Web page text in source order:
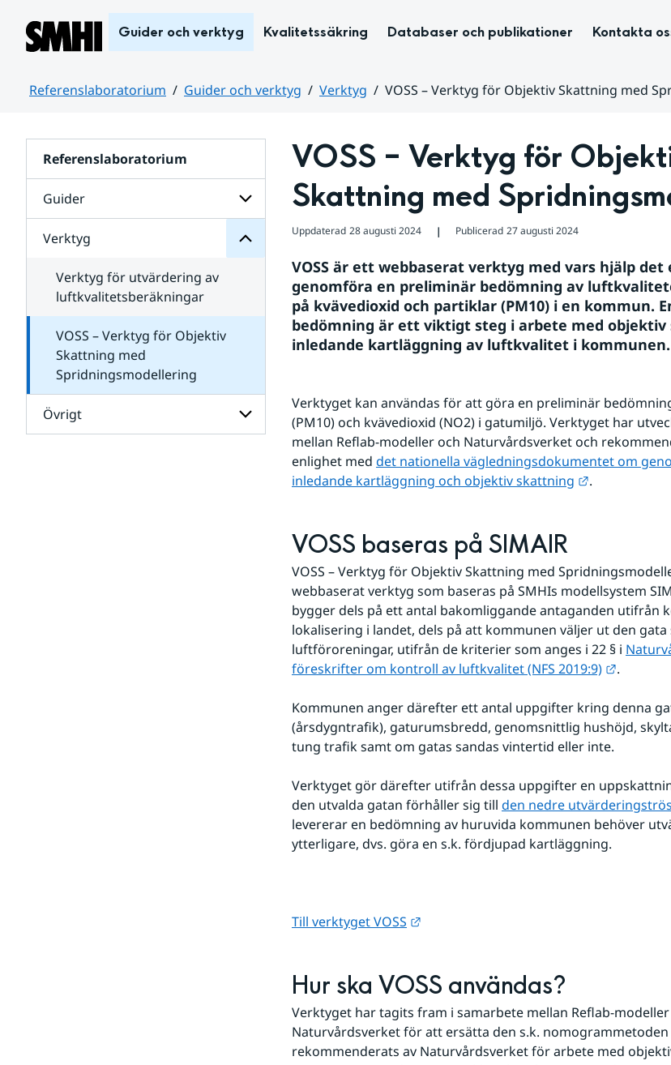
Hoppa till sidans innehåll
Guider och verktyg Kvalitetssäkring Databaser och publikationer Kontakta
Referenslaboratorium Guider och verktyg Verktyg
VOSS – Verktyg för Objektiv Skattning med
Referenslaboratorium
Guider
Undersidor
Verktyg
Undersidor
för
Verktyg för utvärdering av
luftkvalitetsberäkningar
VOSS – Verktyg för Objektiv
Skattning med
Spridningsmodellering
Övrigt
Undersidor
VOSS – Verktyg för
Skattning med
Uppdaterad 28 augusti 2024 ❘ Publicerad 27 augusti 2024
VOSS är ett webbaserat verktyg med vars hjälp
genomföra en preliminär bedömning av
på kvävedioxid och partiklar (PM10) i en kommun.
bedömning är ett viktigt steg i arbete med
inledande kartläggning av luftkvalitet i kommunen.
Verktyget kan användas för att göra en preliminär
(PM10) och kvävedioxid (NO2) i gatumiljö. Verktyget har
mellan Reflab-modeller och Naturvårdsverket och
enlighet med det nationella vägledningsdokumentet om
inledande kartläggning och objektiv skattning
Länk till
.
VOSS baseras på SIMAIR
VOSS – Verktyg för Objektiv Skattning med
webbaserat verktyg som baseras på SMHIs modellsystem
bygger dels på ett antal bakomliggande antaganden utifrån
lokalisering i landet, dels på att kommunen väljer ut den
luftföroreningar, utifrån de kriterier som anges i 22 § i
föreskrifter om kontroll av luftkvalitet (NFS 2019:9)
Länk till
.
Kommunen anger därefter ett antal uppgifter kring denna
(årsdygntrafik), gaturumsbredd, genomsnittlig hushöjd,
tung trafik samt om gatas sandas vintertid eller inte.
Verktyget gör därefter utifrån dessa uppgifter en
den utvalda gatan förhåller sig till den nedre
levererar en bedömning av huruvida kommunen behöver
ytterligare, dvs. göra en s.k. fördjupad kartläggning.
Till verktyget VOSS Länk till annan webbplats.
Hur ska VOSS användas?
Verktyget har tagits fram i samarbete mellan Reflab-modeller
Naturvårdsverket för att ersätta den s.k.
rekommenderats av Naturvårdsverket för arbete med